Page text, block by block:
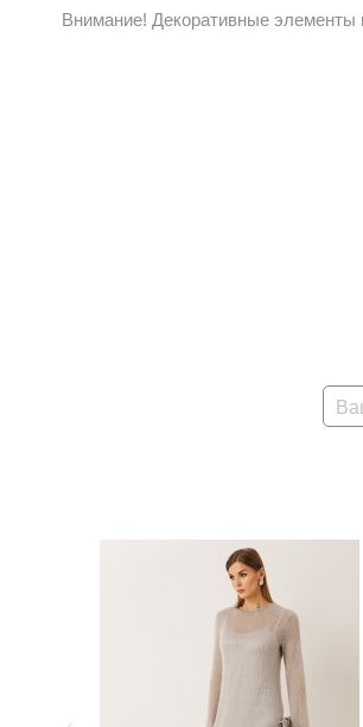
Внимание! Декоративные элементы